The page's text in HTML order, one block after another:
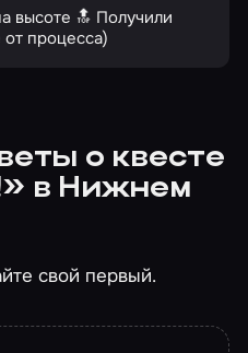
высоте 🔝 Получили
процесса)
о квесте
в Нижнем
свой первый.